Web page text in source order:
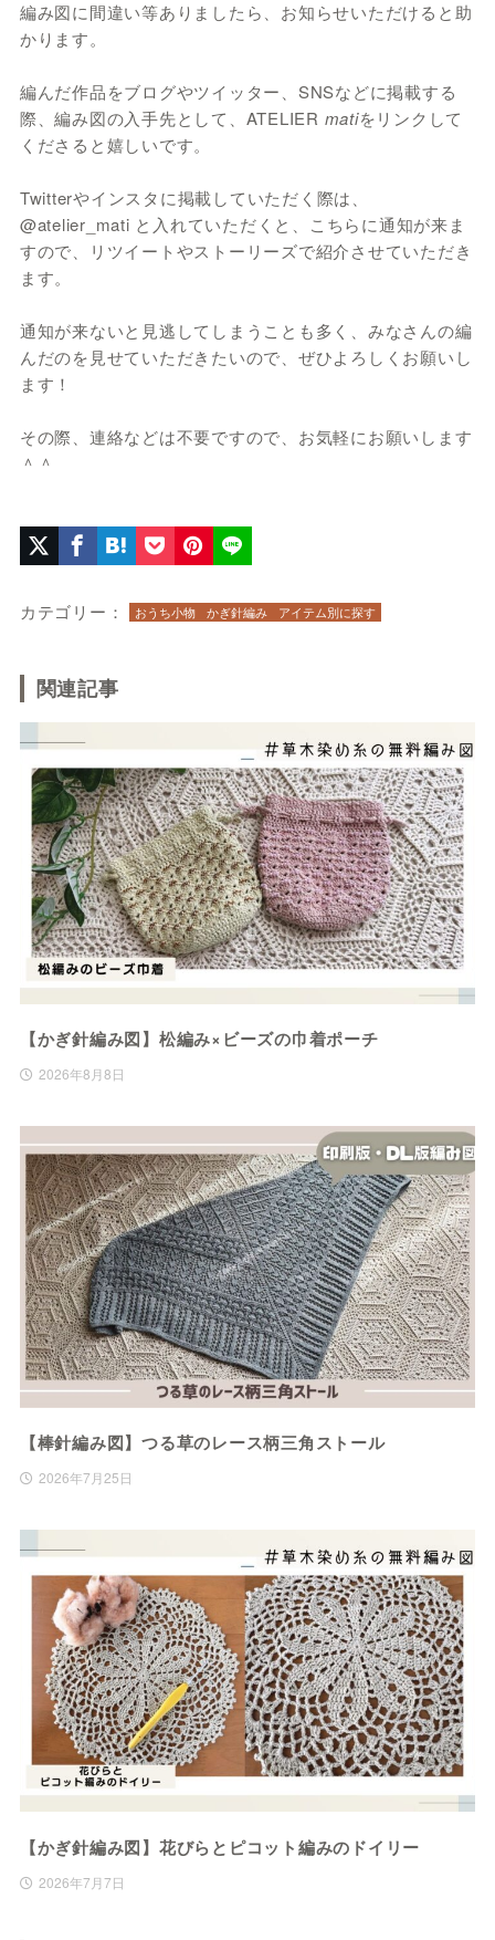
編み図に間違い等ありましたら、お知らせいただけると助
かります。
編んだ作品をブログやツイッター、SNSなどに掲載する
際、編み図の入手先として、ATELIER matiをリンクして
くださると嬉しいです。
Twitterやインスタに掲載していただく際は、
@atelier_mati と入れていただくと、こちらに通知が来ま
すので、リツイートやストーリーズで紹介させていただき
ます。
通知が来ないと見逃してしまうことも多く、みなさんの編
んだのを見せていただきたいので、ぜひよろしくお願いし
ます！
その際、連絡などは不要ですので、お気軽にお願いします
＾＾
カテゴリー： おうち小物 かぎ針編み アイテム別に探す
関連記事
【かぎ針編み図】松編み×ビーズの巾着ポーチ
2026年8月8日
【棒針編み図】つる草のレース柄三角ストール
2026年7月25日
【かぎ針編み図】花びらとピコット編みのドイリー
2026年7月7日